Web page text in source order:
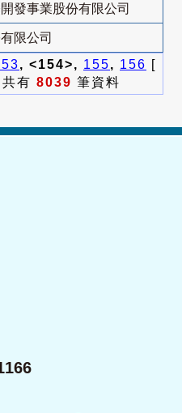
發事業股份有限公司
限公司
, <154>, 155, 156 [
有 8039 筆資料